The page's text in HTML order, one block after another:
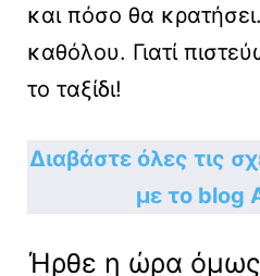
και πόσο θα
καθόλου. Γιατί
το ταξίδι!
Διαβάστε όλες τις
με το blog
Ήρθε η ώρα